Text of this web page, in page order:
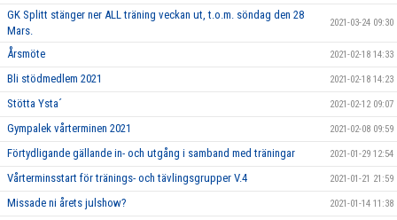
GK Splitt stänger ner ALL träning veckan ut, t.o.m. söndag den 28
Mars.
2021-03-24 09:30
Årsmöte 2021-02-18 14:33
Bli stödmedlem 2021 2021-02-18 14:23
Stötta Ysta´ 2021-02-12 09:07
Gympalek vårterminen 2021 2021-02-08 09:59
Förtydligande gällande in- och utgång i samband med träningar 2021-01-29 12:54
Vårterminsstart för tränings- och tävlingsgrupper V.4 2021-01-21 21:59
Missade ni årets julshow? 2021-01-14 11:38